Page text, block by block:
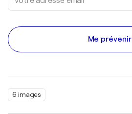
6 images
Me prévenir